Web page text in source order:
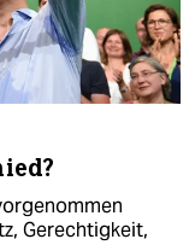
Gerechtigkeit,